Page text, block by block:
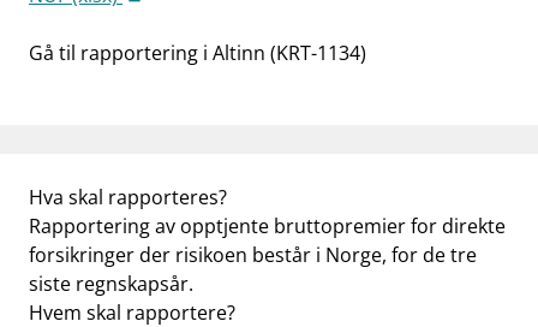
Gå til rapportering i Altinn (KRT-1134)
Hva skal rapporteres?
Rapportering av opptjente bruttopremier for direkte
forsikringer der risikoen består i Norge, for de tre
siste regnskapsår.
Hvem skal rapportere?